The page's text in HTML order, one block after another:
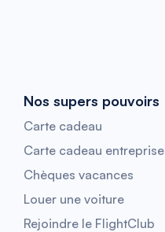
Nos supers pouvoirs
Carte cadeau
Carte cadeau entreprise
Chèques vacances
Louer une voiture
Rejoindre le FlightClub